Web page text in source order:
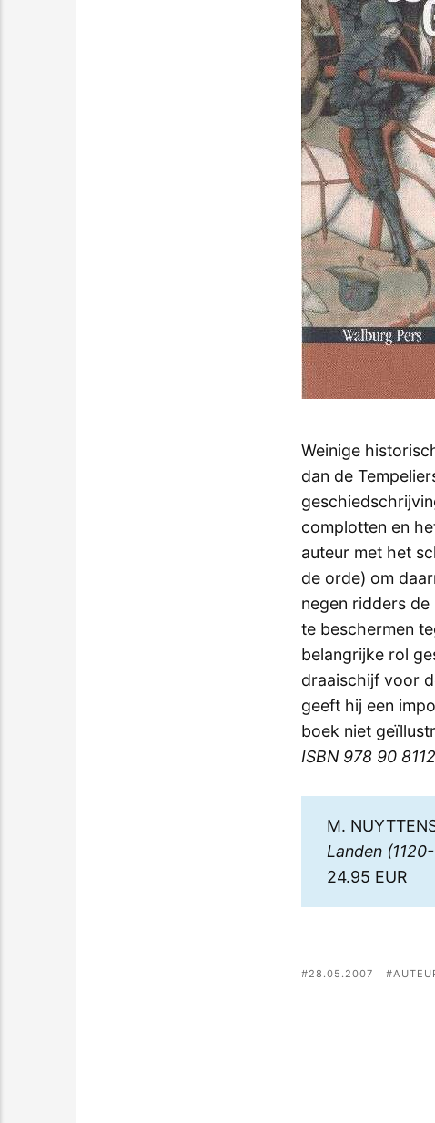
Weinige
dan de
complotten en
auteur met het
de orde) om
negen ridders
te beschermen
belangrijke rol
draaischijf voor
geeft hij een
boek niet
ISBN 978 90
M.
Landen
24.95 EUR
28.05.2007